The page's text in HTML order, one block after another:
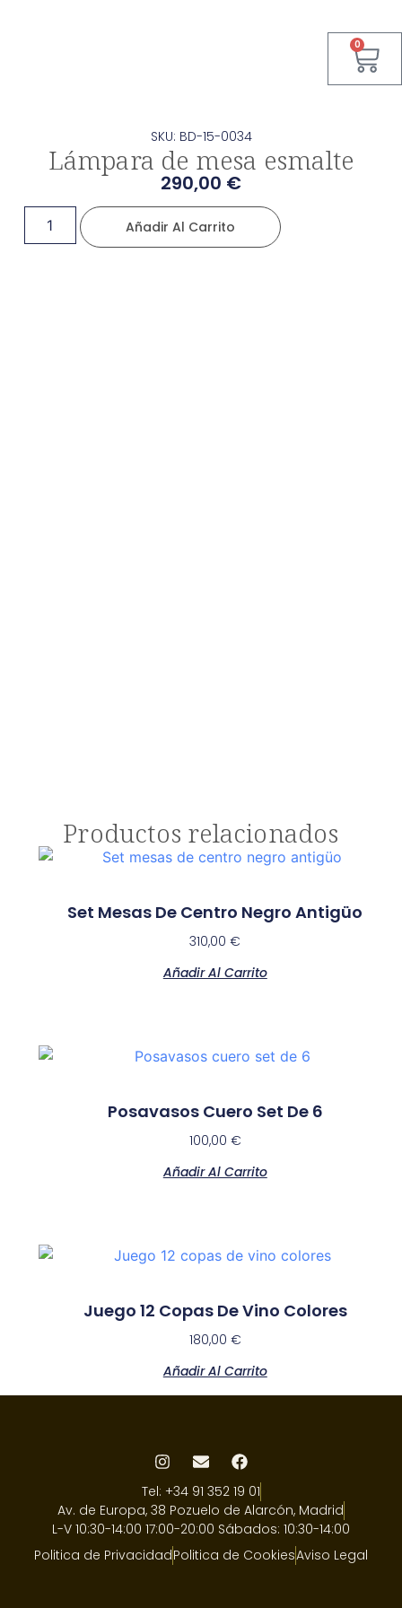
0
SKU: BD-15-0034
Lámpara de mesa esmalte
290,00 €
Añadir Al Carrito
Productos relacionados
Set Mesas De Centro Negro Antigüo
310,00€
Añadir Al Carrito
Posavasos Cuero Set De 6
100,00 €
Añadir Al Carrito
Juego 12 Copas De Vino Colores
180,00 €
Añadir Al Carrito
Tel: +34 91 352 19 01
Av. de Europa, 38 Pozuelo de Alarcón, Madrid
L-V 10:30-14:00 17:00-20:00 Sábados: 10:30-14:00
Politica de PrivacidadPolitica de CookiesAviso Legal